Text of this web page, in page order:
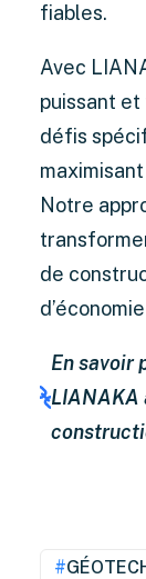
fiables.
Avec
puissant
défis
Notre
de
En savoir
LIANAKA